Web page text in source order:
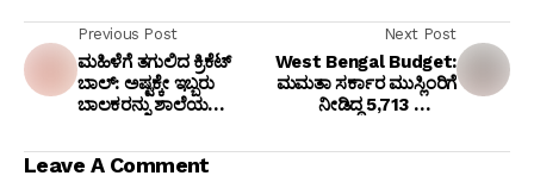
Previous Post
ಮಹಿಳೆಗೆ ತಗುಲಿದ ಕ್ರಿಕೆಟ್
ಬಾಲ್: ಅಷ್ಟಕ್ಕೇ ಇಬ್ಬರು
ಬಾಲಕರನ್ನು ಶಾಲೆಯ
ಚಪ್ಪಲಿಯಿಂದ ಹೊಡೆದ
ಗ್ರಾಮಸ್ಥರು!
Next Post
West Bengal Budget:
ಮಮತಾ ಸರ್ಕಾರ ಮುಸ್ಲಿಂರಿಗೆ
ನೀಡಿದ್ದ ₹5,713 ಕೋಟಿ
ಇಳಿಸಿದ ಬಿಜೆಪಿ ಸರ್ಕಾರ!
Leave A Comment